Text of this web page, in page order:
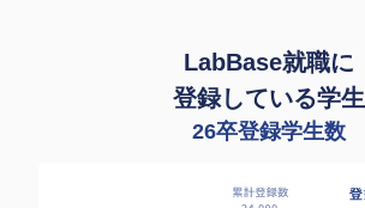
LabBase就職に
登録している学生
26卒登録学生数